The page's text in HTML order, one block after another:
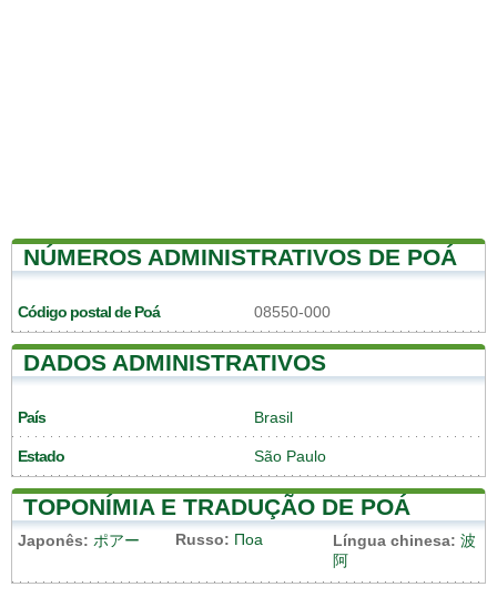
NÚMEROS ADMINISTRATIVOS DE POÁ
Código postal de Poá 08550-000
DADOS ADMINISTRATIVOS
País Brasil
Estado São Paulo
TOPONÍMIA E TRADUÇÃO DE POÁ
Japonês: ポアー Russo: Поа Língua chinesa: 波
阿